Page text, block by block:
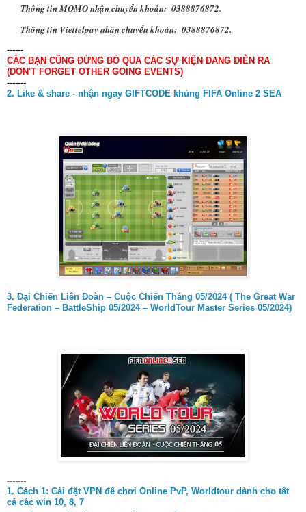
Thông tin MOMO nhận chuyển khoản: 0388876872.
Thông tin Viettelpay nhận chuyển khoản: 0388876872.
------
CÁC BẠN CŨNG ĐỪNG BỎ QUA CÁC SỰ KIỆN ĐANG DIỄN RA
(DON'T FORGET OTHER GOING EVENTS)
-------
2. Like & share - nhận ngay GIFTCODE khủng FIFA Online 2 SEA
3. Đại Chiến Liên Đoàn – Cuộc Chiến Tháng 05/2024 ( The Great War
Federation – BattleShip 05/2024 – WorldTour Master Series 05/2024)
-------
1. Cách 1: Cài đặt VPN để chơi Online PvP, Worldtour dành cho tất
cả các win 10, 8, 7